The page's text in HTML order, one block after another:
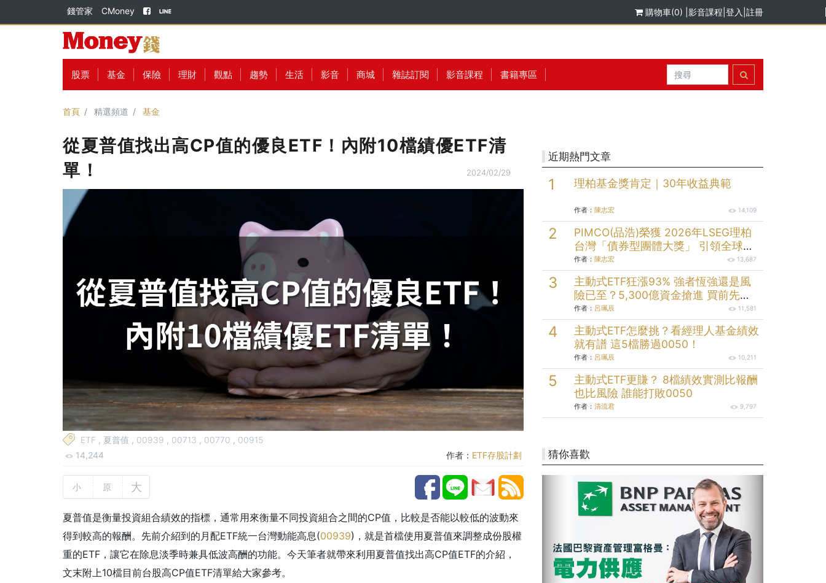
錢管家 CMoney 購物車(0) 影音課程 登入 註冊
股票 基金 保險 理財 觀點 趨勢 生活 影音 商城 雜誌訂閱 影音課程 書籍專區
首頁 精選頻道 基金
從夏普值找出高CP值的優良ETF！內附10檔績優ETF清
單！
2024/02/29
ETF , 夏普值 , 00939 , 00713 , 00770 , 00915
14,244
作者： ETF存股計劃
小 原 大
夏普值是衡量投資組合績效的指標，通常用來衡量不同投資組合之間的CP值，比較是否能以較低的波動來
得到較高的報酬。先前介紹到的月配ETF統一台灣動能高息(00939) ，就是首檔使用夏普值來調整成份股權
重的ETF ，讓它在除息淡季時兼具低波高酬的功能。今天筆者就帶來利用夏普值找出高CP值ETF的介紹，
文末附上10檔目前台股高CP值ETF清單給大家參考。
近期熱門文章
理柏基金獎肯定｜30年收益典範
作者： 陳志宏 14,109
PIMCO(品浩)榮獲 2026年LSEG理柏
台灣「債券型團體大獎」 引領全球固
定收益投資逾半世紀的投資實力
作者： 陳志宏 13,687
主動式ETF狂漲93% 強者恆強還是風
險已至？5,300億資金搶進 買前先看
清這些
作者： 呂珮辰 11,581
主動式ETF怎麼挑？看經理人基金績效
就有譜 這5檔勝過0050！
作者： 呂珮辰 10,211
主動式ETF更賺？ 8檔績效實測比報酬
也比風險 誰能打敗0050
作者： 清流君 9,797
猜你喜歡